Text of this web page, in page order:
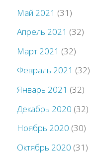
Май 2021 (31)
Апрель 2021 (32)
Март 2021 (32)
Февраль 2021 (32)
Январь 2021 (32)
Декабрь 2020 (32)
Ноябрь 2020 (30)
Октябрь 2020 (31)